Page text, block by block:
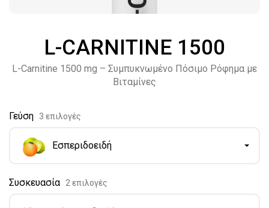
L-CARNITINE 1500
L-Carnitine 1500 mg – Συμπυκνωμένο Πόσιμο Ρόφημα με
Βιταμίνες
Γεύση 3 επιλογές
Εσπεριδοειδή
Συσκευασία 2 επιλογές